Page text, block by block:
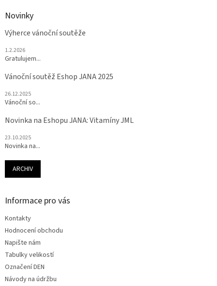
Novinky
Výherce vánoční soutěže
1.2.2026
Gratulujem...
Vánoční soutěž Eshop JANA 2025
26.12.2025
Vánoční so...
Novinka na Eshopu JANA: Vitamíny JML
23.10.2025
Novinka na...
ARCHIV
Informace pro vás
Kontakty
Hodnocení obchodu
Napište nám
Tabulky velikostí
Označení DEN
Návody na údržbu